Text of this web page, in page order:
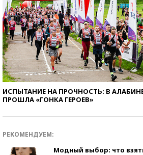
ИСПЫТАНИЕ НА ПРОЧНОСТЬ: В
ПРОШЛА «ГОНКА ГЕРОЕВ»
РЕКОМЕНДУЕМ:
Модный выбор: что